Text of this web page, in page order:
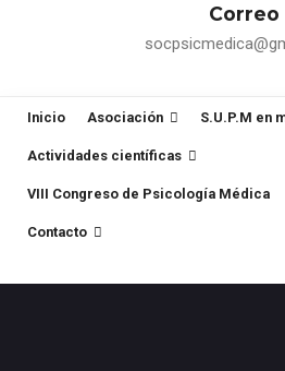
Correo
Inicio Asociación S.U.P.M en
Actividades científicas
VIII Congreso de Psicología Médica
Contacto